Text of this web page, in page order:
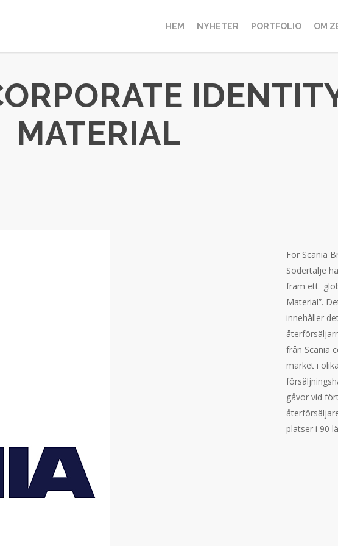
HEM NYHETER PORTFOLIO OM
MATERIAL
För Scania
Södertälje
fram ett
Material”.
innehåller
från Scania
märket i
gåvor vid
platser i 90